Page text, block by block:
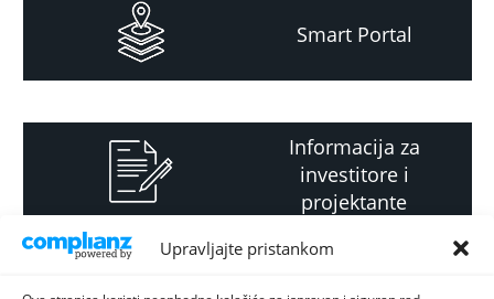
Upravljajte pristankom
Smart Portal
Informacija za
investitore i
projektante